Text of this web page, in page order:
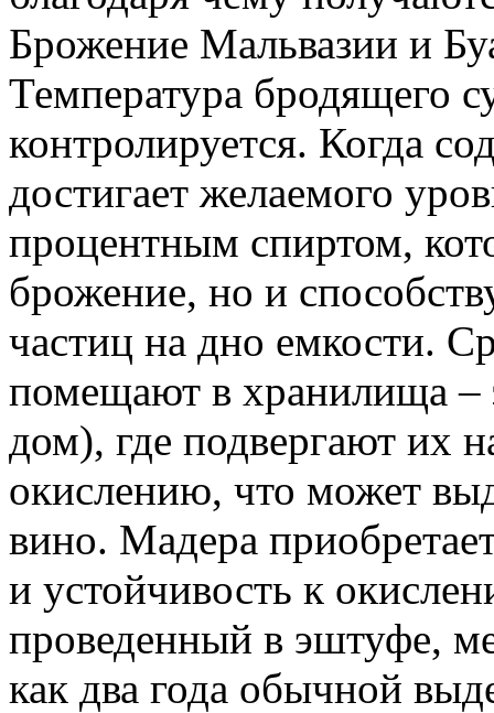
Брожение Мальвазии и
Температура бродящего
контролируется. Когда
достигает желаемого
процентным спиртом,
брожение, но и
частиц на дно емкости.
помещают в хранилища –
дом), где подвергают их
окислению, что может
вино. Мадера
и устойчивость к
проведенный в эштуфе,
как два года обычной